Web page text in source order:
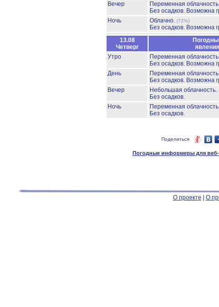
Вечер
Переменная
Без осадков. Возможна
Ночь
Облачно. (72%)
Без осадков. Возможна
13.08
Четверг
явления
Утро
Переменная
Без осадков. Возможна
День
Переменная
Без осадков. Возможна
Вечер
Небольшая облачность.
Без осадков.
Ночь
Переменная
Без осадков.
Поделиться
Погодные информеры для веб-
О проекте О